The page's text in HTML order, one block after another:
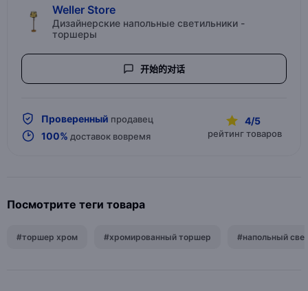
Weller Store
Дизайнерские напольные светильники -
торшеры
开始的对话
Проверенный продавец
100% доставок вовремя
4/5
рейтинг товаров
Посмотрите теги товара
#торшер хром #хромированный торшер #напольный